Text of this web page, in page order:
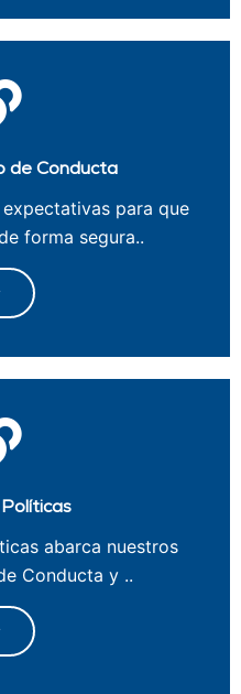
de Conducta
para que
forma segura..
abarca nuestros
Conducta y ..